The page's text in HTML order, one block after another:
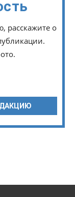
расскажите о